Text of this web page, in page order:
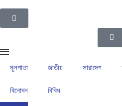
মূলপাতা জাতীয় সারাদেশ
বিনোদন বিবিধ